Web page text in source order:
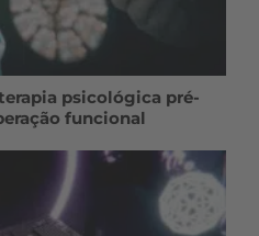
psicológica pré-
funcional